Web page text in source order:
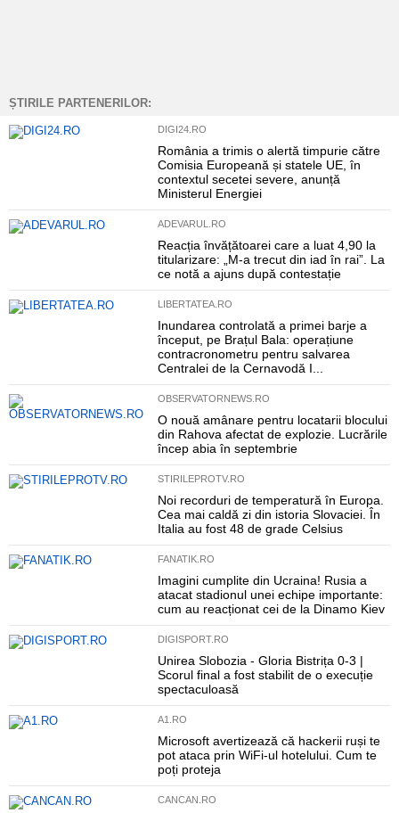
ȘTIRILE PARTENERILOR:
DIGI24.RO
România a trimis o alertă timpurie către
Comisia Europeană și statele UE, în
contextul secetei severe, anunță
Ministerul Energiei
ADEVARUL.RO
Reacția învățătoarei care a luat 4,90 la
titularizare: „M-a trecut din iad în rai”. La
ce notă a ajuns după contestație
LIBERTATEA.RO
Inundarea controlată a primei barje a
început, pe Brațul Bala: operațiune
contracronometru pentru salvarea
Centralei de la Cernavodă I...
OBSERVATORNEWS.RO
O nouă amânare pentru locatarii blocului
din Rahova afectat de explozie. Lucrările
încep abia în septembrie
STIRILEPROTV.RO
Noi recorduri de temperatură în Europa.
Cea mai caldă zi din istoria Slovaciei. În
Italia au fost 48 de grade Celsius
FANATIK.RO
Imagini cumplite din Ucraina! Rusia a
atacat stadionul unei echipe importante:
cum au reacționat cei de la Dinamo Kiev
DIGISPORT.RO
Unirea Slobozia - Gloria Bistrița 0-3 |
Scorul final a fost stabilit de o execuție
spectaculoasă
A1.RO
Microsoft avertizează că hackerii ruși te
pot ataca prin WiFi-ul hotelului. Cum te
poți proteja
CANCAN.RO